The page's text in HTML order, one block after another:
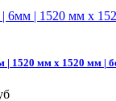
1520 мм х 1520 мм |